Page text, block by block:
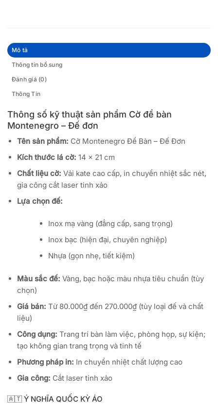
Mô tả
Thông tin bổ sung
Đánh giá (0)
Thông Tin
Thông số kỹ thuật sản phẩm Cờ để bàn
Montenegro – Đế đơn
Tên sản phẩm: Cờ Montenegro Để Bàn – Đế Đơn
Kích thước lá cờ: 14 × 21 cm
Chất liệu cờ: Vải kate cao cấp, in chuyển nhiệt sắc nét,
gia công cắt laser tinh xảo
Lựa chọn đế:
Inox mạ vàng (đẳng cấp, sang trọng)
Inox bạc (hiện đại, chuyên nghiệp)
Nhựa (gọn nhẹ, tiết kiệm)
Màu sắc đế: Vàng, bạc hoặc màu nhựa tiêu chuẩn (tùy
chọn)
Giá bán: Từ 80.000₫ đến 270.000₫ (tùy loại đế và chất
liệu)
Công dụng: Trang trí bàn làm việc, phòng họp, sự kiện;
tạo không gian trang trọng và tinh tế
Phương pháp in: In chuyển nhiệt chất lượng cao
Gia công: Cắt laser tinh xảo
🇦🇹 Ý NGHĨA QUỐC KỲ ÁO